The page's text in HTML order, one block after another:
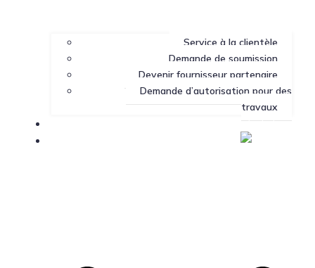
Service à la clientèle
Demande de soumission
Devenir fournisseur partenaire
Demande d’autorisation pour des
travaux
Portail client